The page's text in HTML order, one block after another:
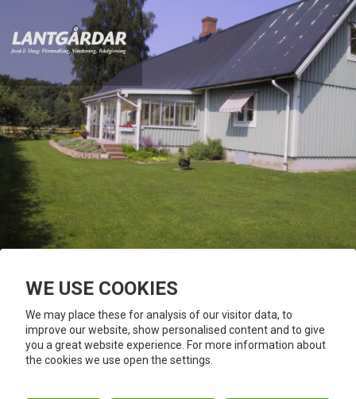
ÖSTADBROMÖLLA
DENNA BOSTAD ÄR SÅLD
VACKER BOENDEMILJÖ MED NÄRHET TILL KRISTIANSTAD,
WE USE COOKIES
We may place these for analysis of our visitor data, to
improve our website, show personalised content and to give
you a great website experience. For more information about
the cookies we use open the settings.